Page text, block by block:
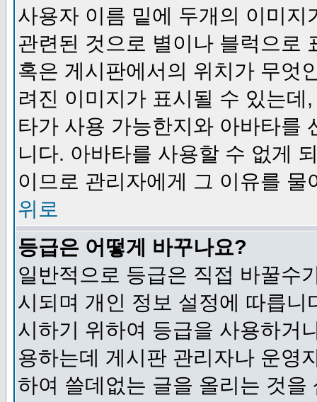
사용자 이름 밑에 두개의 이미
관련된 것으로 별이나 블럭으로
혹은 게시판에서의 위치가 무엇
려진 이미지가 표시될 수 있는
타가 사용 가능한지와 아바타를
니다. 아바타를 사용할 수 없게
이므로 관리자에게 그 이유를 물
위로
등급은 어떻게 바꾸나요?
일반적으로 등급은 직접 바꿀수
시되며 개인 정보 설정에 따릅
시하기 위하여 등급을 사용하거
용하는데 게시판 관리자나 운영
하여 쓸데없는 글을 올리는 것